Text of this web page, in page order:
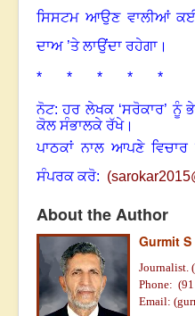
ਸਿਸਟਮ ਆਉਣ ਵਾਲੀਆਂ
ਦਾਅ ’ਤੇ ਲਾਉਂਦਾ ਰਹੇਗਾ ।
* * * * *
ਨੋਟ: ਹਰ ਲੇਖਕ ‘ਸਰੋਕਾਰ’ ਨੂੰ
ਕੋਲ ਸੰਭਾਲਕੇ ਰੱਖੇ।
ਪਾਠਕਾਂ ਨਾਲ ਆਪਣੇ
ਸੰਪਰਕ ਕਰੋ: (
About the Author
Gurmit S
Journalist.
Phone:
Email: (